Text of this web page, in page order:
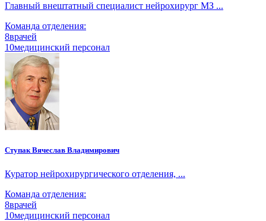
Главный внештатный специалист нейрохирург МЗ ...
Команда отделения:
8врачей
10медицинский персонал
Ступак Вячеслав Владимирович
Куратор нейрохирургического отделения, ...
Команда отделения:
8врачей
10медицинский персонал